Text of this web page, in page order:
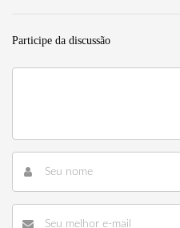
Participe da discussão